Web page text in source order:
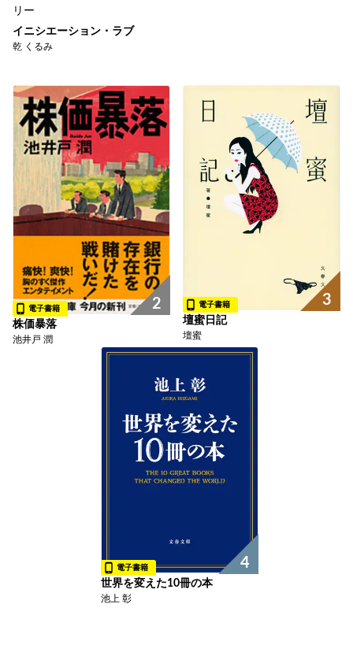
リー
イニシエーション・ラブ
乾 くるみ
2
電子書籍
株価暴落
池井戸 潤
3
電子書籍
壇蜜日記
壇蜜
4
電子書籍
世界を変えた10冊の本
池上 彰